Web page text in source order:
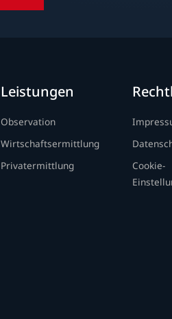
Leistungen
Observation
Wirtschaftsermittlung
Privatermittlung
Cookie-